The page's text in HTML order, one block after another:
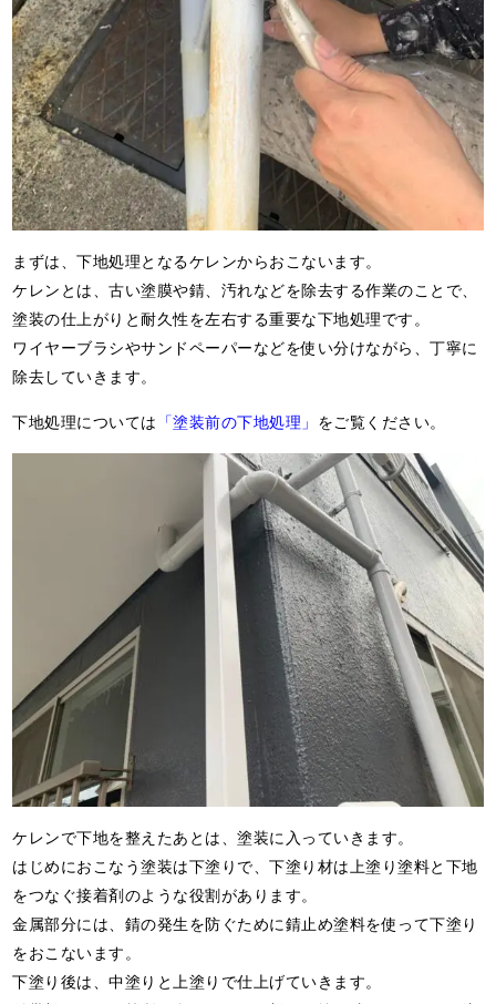
まずは、下地処理となるケレンからおこないます。
ケレンとは、古い塗膜や錆、汚れなどを除去する作業のことで、
塗装の仕上がりと耐久性を左右する重要な下地処理です。
ワイヤーブラシやサンドペーパーなどを使い分けながら、丁寧に
除去していきます。
下地処理については 「塗装前の下地処理」 をご覧ください。
ケレンで下地を整えたあとは、塗装に入っていきます。
はじめにおこなう塗装は下塗りで、下塗り材は上塗り塗料と下地
をつなぐ接着剤のような役割があります。
金属部分には、錆の発生を防ぐために錆止め塗料を使って下塗り
をおこないます。
下塗り後は、中塗りと上塗りで仕上げていきます。